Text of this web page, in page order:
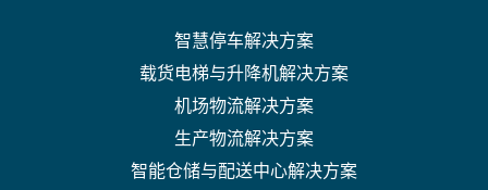
智慧停车解决方案
载货电梯与升降机解决方案
机场物流解决方案
生产物流解决方案
智能仓储与配送中心解决方案